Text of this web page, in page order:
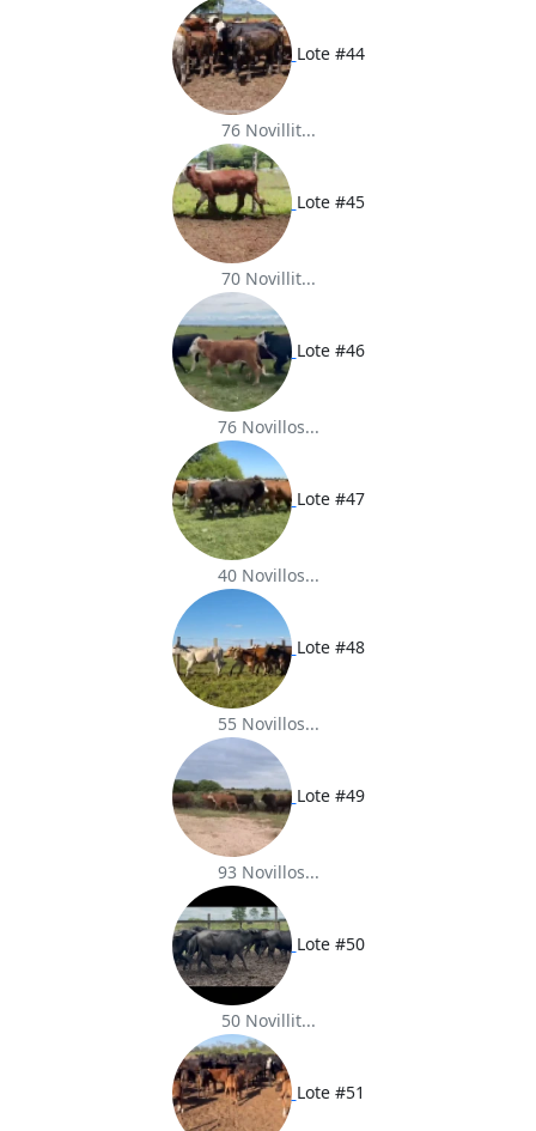
Lote #44
76 Novillit...
Lote #45
70 Novillit...
Lote #46
76 Novillos...
Lote #47
40 Novillos...
Lote #48
55 Novillos...
Lote #49
93 Novillos...
Lote #50
50 Novillit...
Lote #51